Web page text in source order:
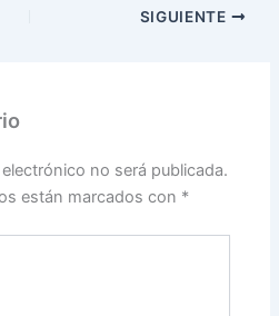
SIGUIENTE
no será publicada.
están marcados con *